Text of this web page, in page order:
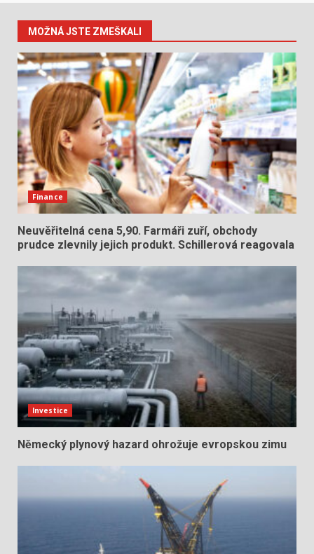
MOŽNÁ JSTE ZMEŠKALI
Finance
Neuvěřitelná cena 5,90. Farmáři zuří, obchody
prudce zlevnily jejich produkt. Schillerová reagovala
Investice
Německý plynový hazard ohrožuje evropskou zimu